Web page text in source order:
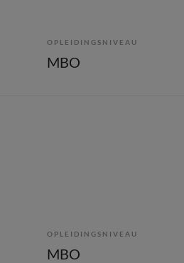
OPLEIDINGSNIVEAU
MBO
OPLEIDINGSNIVEAU
MBO